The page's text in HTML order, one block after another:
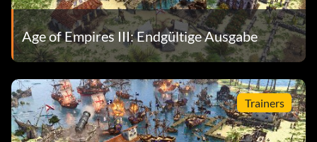
Age of Empires III: Endgültige Ausgabe
Trainers